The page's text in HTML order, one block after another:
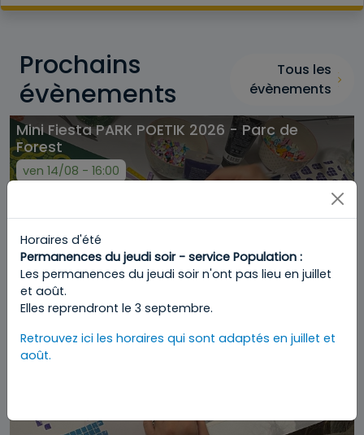
Prochains
évènements
Tous les
évènements
Mini Fiesta PARK POETIK 2026 - Parc de
Forest
ven 14/08 - 16:00
Horaires d'été
Permanences du jeudi soir - service Population :
Les permanences du jeudi soir n'ont pas lieu en juillet
et août.
Elles reprendront le 3 septembre.
Retrouvez ici les horaires qui sont adaptés en juillet et
août.